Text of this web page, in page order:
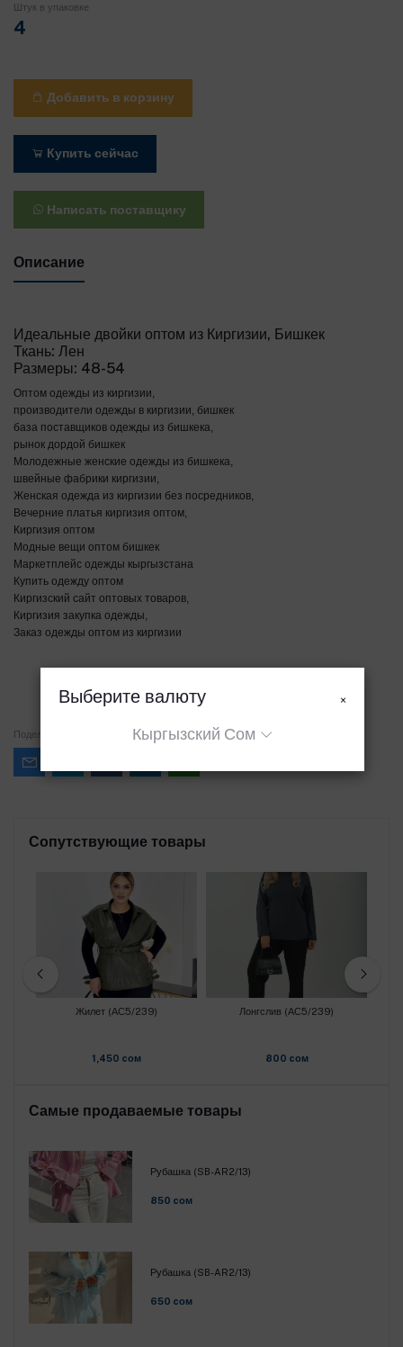
Штук в упаковке
4
Добавить в корзину
Купить сейчас
Написать поставщику
Описание
Идеальные двойки оптом из Киргизии, Бишкек
Ткань: Лен
Размеры: 48-54
Оптом одежды из киргизии,
производители одежды в киргизии, бишкек
база поставщиков одежды из бишкека,
рынок дордой бишкек
Молодежные женские одежды из бишкека,
швейные фабрики киргизии,
Женская одежда из киргизии без посредников,
Вечерние платья киргизия оптом,
Киргизия оптом
Модные вещи оптом бишкек
Маркетплейс одежды кыргызстана
Купить одежду оптом
Киргизский сайт оптовых товаров,
Киргизия закупка одежды,
Заказ одежды оптом из киргизии
Поделиться
Сопутствующие товары
Жилет (АС5/239)
1,450 cом
Лонгслив (АС5/239)
800 cом
Самые продаваемые товары
Рубашка (SB-AR2/13)
850 cом
Рубашка (SB-AR2/13)
650 cом
Выберите валюту ×
Кыргызский Сом